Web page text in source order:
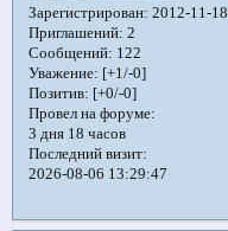
Зарегистрирован: 2012-11-18
Приглашений: 2
Сообщений: 122
Уважение: [+1/-0]
Позитив: [+0/-0]
Провел на форуме:
3 дня 18 часов
Последний визит:
2026-08-06 13:29:47